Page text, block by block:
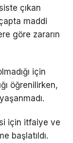
çıkan
maddi
göre zararın
için
öğrenilirken,
için itfaiye ve
başlatıldı.